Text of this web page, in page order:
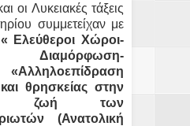
οι Λυκειακές τάξεις
συμμετείχαν με
« Ελεύθεροι Χώροι-
Διαμόρφωση-
«Αλληλοεπίδραση
θρησκείας στην
ζωή των
(Ανατολική